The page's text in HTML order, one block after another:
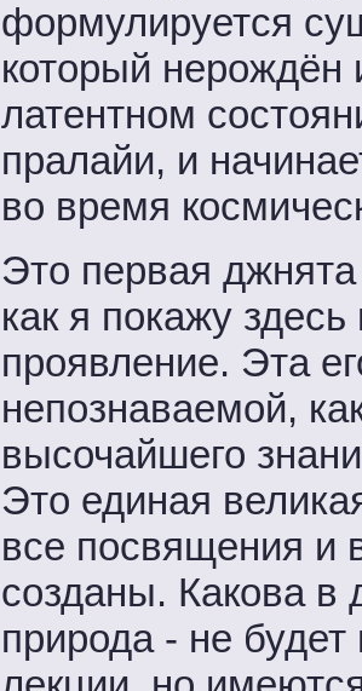
формулируется
который нерождён
латентном
пралайи, и
во время
Это первая
как я покажу
проявление. Эта
непознаваемой,
высочайшего
Это единая
все посвящения
созданы. Какова в
природа - не